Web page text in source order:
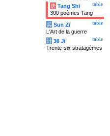
table
唐 Tang Shi
300 poèmes Tang
table
兵 Sun Zi
L'Art de la guerre
table
计 36 Ji
Trente-six stratagèmes